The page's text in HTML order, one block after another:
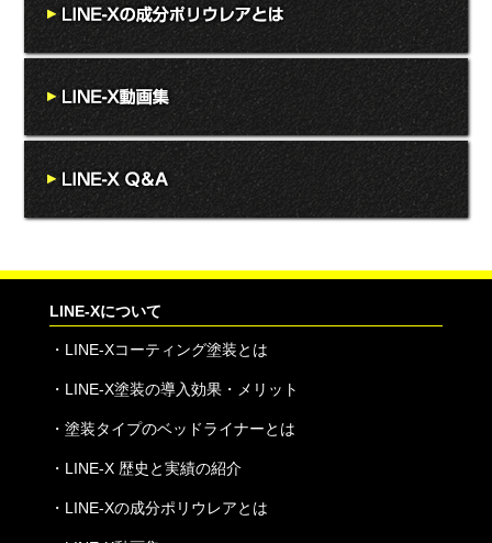
LINE-Xについて
・ LINE-Xコーティング塗装とは
・ LINE-X塗装の導入効果・メリット
・ 塗装タイプのベッドライナーとは
・ LINE-X 歴史と実績の紹介
・ LINE-Xの成分ポリウレアとは